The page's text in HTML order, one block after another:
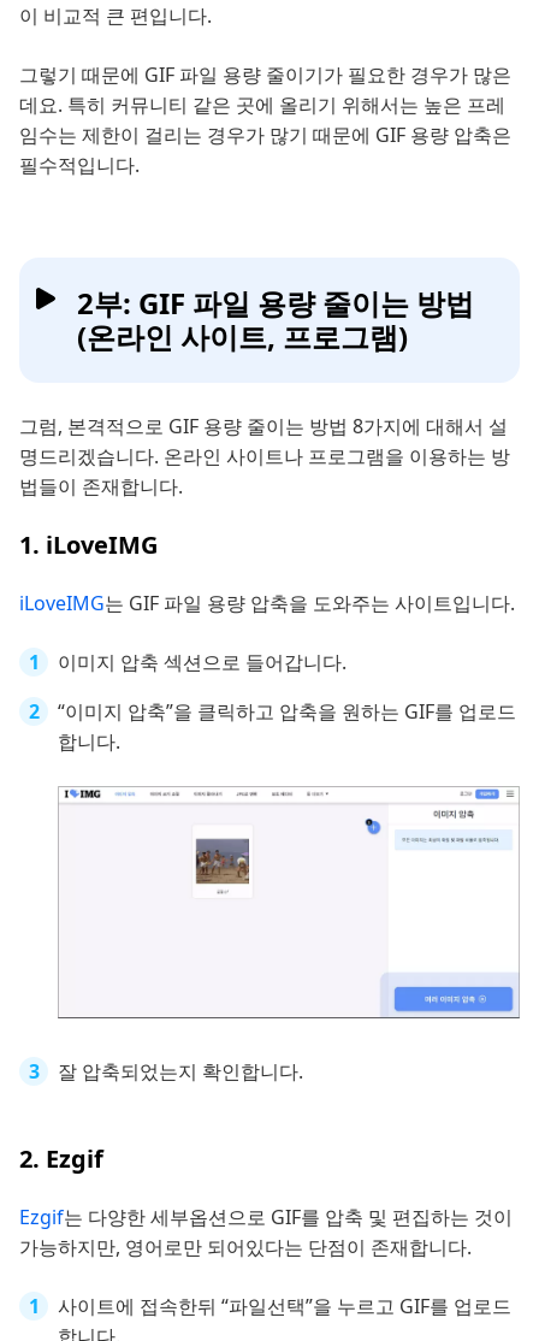
이 비교적 큰 편입니다.
그렇기 때문에 GIF 파일 용량 줄이기가 필요한 경우가 많은
데요. 특히 커뮤니티 같은 곳에 올리기 위해서는 높은 프레
임수는 제한이 걸리는 경우가 많기 때문에 GIF 용량 압축은
필수적입니다.
2부: GIF 파일 용량 줄이는 방법
(온라인 사이트, 프로그램)
그럼, 본격적으로 GIF 용량 줄이는 방법 8가지에 대해서 설
명드리겠습니다. 온라인 사이트나 프로그램을 이용하는 방
법들이 존재합니다.
1. iLoveIMG
iLoveIMG는 GIF 파일 용량 압축을 도와주는 사이트입니다.
이미지 압축 섹션으로 들어갑니다.
“이미지 압축”을 클릭하고 압축을 원하는 GIF를 업로드
합니다.
잘 압축되었는지 확인합니다.
2. Ezgif
Ezgif는 다양한 세부옵션으로 GIF를 압축 및 편집하는 것이
가능하지만, 영어로만 되어있다는 단점이 존재합니다.
사이트에 접속한뒤 “파일선택”을 누르고 GIF를 업로드